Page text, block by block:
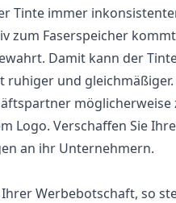
Tinte immer
zum Faserspeicher
Damit kann der
und
möglicherweise
Logo. Verschaffen Sie
an ihr Unternehmern.
Werbebotschaft, so